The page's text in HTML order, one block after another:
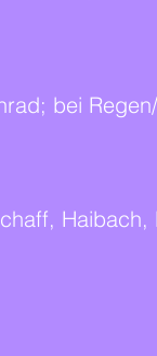
bei